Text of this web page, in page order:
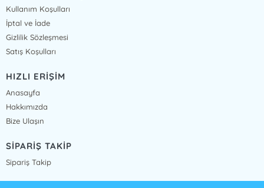
Kullanım Koşulları
İptal ve İade
Gizlilik Sözleşmesi
Satış Koşulları
HIZLI ERİŞİM
Anasayfa
Hakkımızda
Bize Ulaşın
SİPARİŞ TAKİP
Sipariş Takip